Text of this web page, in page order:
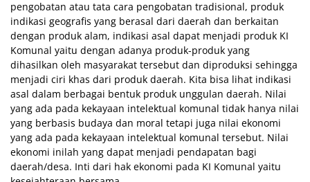
pengobatan atau tata cara pengobatan tradisional, produk
indikasi geografis yang berasal dari daerah dan berkaitan
dengan produk alam, indikasi asal dapat menjadi produk KI
Komunal yaitu dengan adanya produk-produk yang
dihasilkan oleh masyarakat tersebut dan diproduksi sehingga
menjadi ciri khas dari produk daerah. Kita bisa lihat indikasi
asal dalam berbagai bentuk produk unggulan daerah. Nilai
yang ada pada kekayaan intelektual komunal tidak hanya nilai
yang berbasis budaya dan moral tetapi juga nilai ekonomi
yang ada pada kekayaan intelektual komunal tersebut. Nilai
ekonomi inilah yang dapat menjadi pendapatan bagi
daerah/desa. Inti dari hak ekonomi pada KI Komunal yaitu